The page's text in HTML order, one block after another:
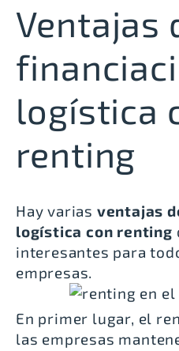
Ventajas
logística
renting
Hay varias ventajas
logística con renting
interesantes para
empresas.
En primer lugar, el
las empresas